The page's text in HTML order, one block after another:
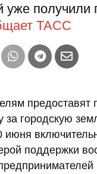
уже
ТАСС
предоставят
за городскую
июня
поддержки